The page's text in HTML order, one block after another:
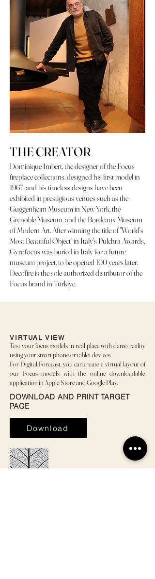
THE CREATOR
Dominique Imbert, the designer of the Focus
fireplace collections, designed his first model in
1967, and his timeless designs have been
exhibited in prestigious venues such as the
Guggenheim Museum in New York, the
Grenoble Museum, and the Bordeaux Museum
of Modern Art. After winning the title of "World's
Most Beautiful Object" in Italy's Pulchra Awards,
Gyrofocus was buried in Italy for a future
museum project, to be opened 100 years later.
Decofire is the sole authorized distributor of the
Focus brand in Türkiye.
VIRTUAL VIEW
Test your focus models in real place with demo reality
using your smart phone or tablet devices.
For Digital Forecast, you can create a virtual layout of
our Focus models with the online downloadable
application in Apple Store and Google Play.
DOWNLOAD AND PRINT TARGET
PAGE
Download